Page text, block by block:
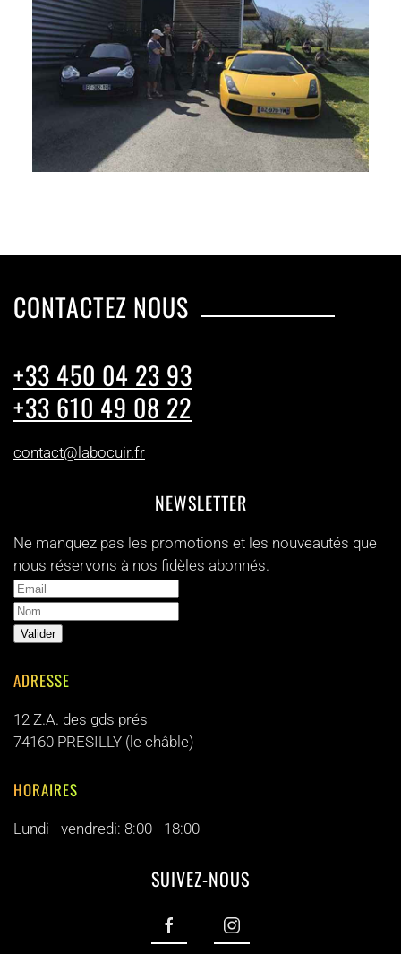
CONTACTEZ NOUS
+33 450 04 23 93
+33 610 49 08 22
contact@labocuir.fr
NEWSLETTER
Ne manquez pas les promotions et les nouveautés que
nous réservons à nos fidèles abonnés.
ADRESSE
12 Z.A. des gds prés
74160 PRESILLY (le châble)
HORAIRES
Lundi - vendredi: 8:00 - 18:00
SUIVEZ-NOUS